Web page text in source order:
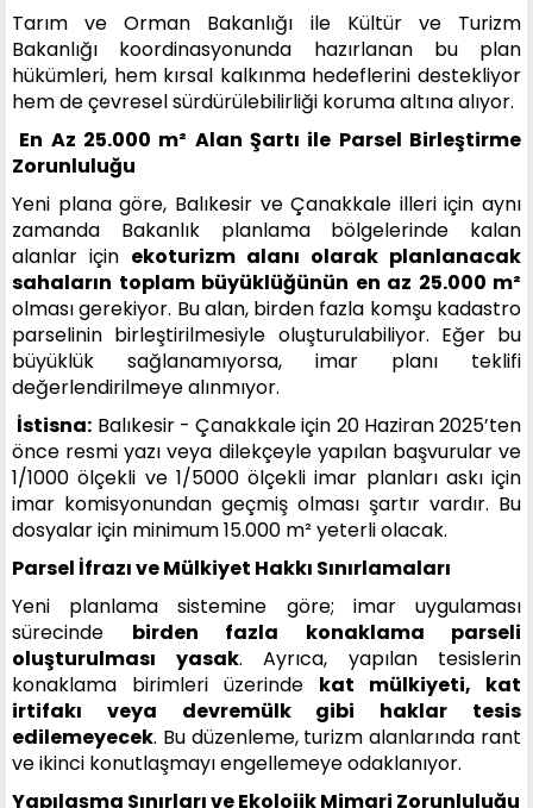
Tarım ve Orman Bakanlığı ile Kültür ve Turizm
Bakanlığı koordinasyonunda hazırlanan bu plan
hükümleri, hem kırsal kalkınma hedeflerini destekliyor
hem de çevresel sürdürülebilirliği koruma altına alıyor.
En Az 25.000 m² Alan Şartı ile Parsel Birleştirme
Zorunluluğu
Yeni plana göre, Balıkesir ve Çanakkale illeri için aynı
zamanda Bakanlık planlama bölgelerinde kalan
alanlar için ekoturizm alanı olarak planlanacak
sahaların toplam büyüklüğünün en az 25.000 m²
olması gerekiyor. Bu alan, birden fazla komşu kadastro
parselinin birleştirilmesiyle oluşturulabiliyor. Eğer bu
büyüklük sağlanamıyorsa, imar planı teklifi
değerlendirilmeye alınmıyor.
İstisna: Balıkesir - Çanakkale için 20 Haziran 2025’ten
önce resmi yazı veya dilekçeyle yapılan başvurular ve
1/1000 ölçekli ve 1/5000 ölçekli imar planları askı için
imar komisyonundan geçmiş olması şartır vardır. Bu
dosyalar için minimum 15.000 m² yeterli olacak.
Parsel İfrazı ve Mülkiyet Hakkı Sınırlamaları
Yeni planlama sistemine göre; imar uygulaması
sürecinde birden fazla konaklama parseli
oluşturulması yasak. Ayrıca, yapılan tesislerin
konaklama birimleri üzerinde kat mülkiyeti, kat
irtifakı veya devremülk gibi haklar tesis
edilemeyecek. Bu düzenleme, turizm alanlarında rant
ve ikinci konutlaşmayı engellemeye odaklanıyor.
Yapılaşma Sınırları ve Ekolojik Mimari Zorunluluğu